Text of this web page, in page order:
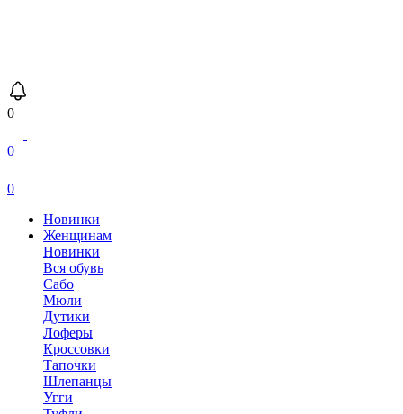
0
0
0
Новинки
Женщинам
Новинки
Вся обувь
Сабо
Мюли
Дутики
Лоферы
Кроссовки
Тапочки
Шлепанцы
Угги